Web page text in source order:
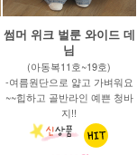
썸머 위크 벌룬 와이드 데
님
(아동복11호~19호)
-여름원단으로 얇고 가벼워요
~~힙하고 골반라인 예쁜 청바
지!!